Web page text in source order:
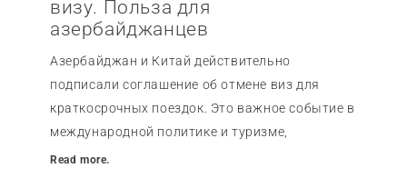
визу. Польза для
азербайджанцев
Азербайджан и Китай действительно
подписали соглашение об отмене виз для
краткосрочных поездок. Это важное событие в
международной политике и туризме,
Read more.